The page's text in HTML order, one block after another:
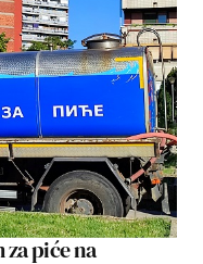
za piće na